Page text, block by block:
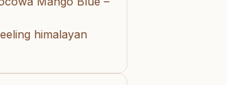
himalayan